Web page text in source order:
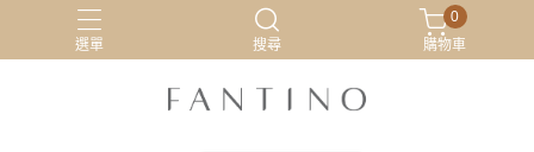
選單 搜尋
0
購物車